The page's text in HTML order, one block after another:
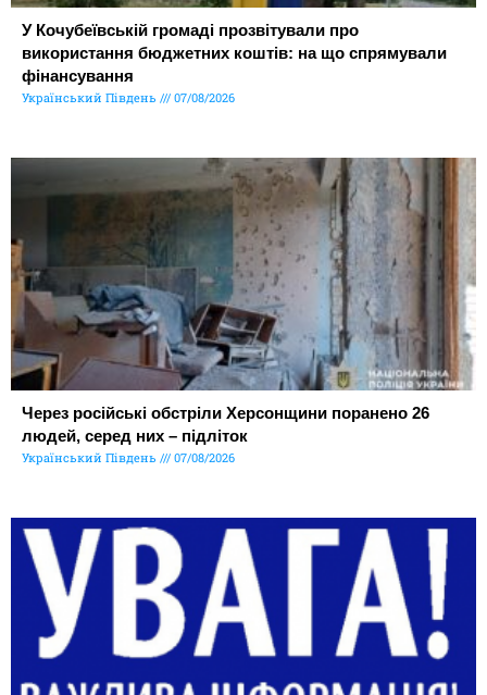
У Кочубеївській громаді прозвітували про
використання бюджетних коштів: на що спрямували
фінансування
Український Південь 07/08/2026
Через російські обстріли Херсонщини поранено 26
людей, серед них – підліток
Український Південь 07/08/2026